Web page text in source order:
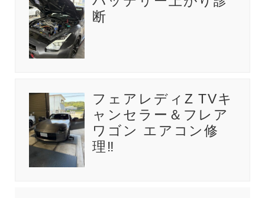
断
フェアレディZ TVキ
ャンセラー＆フレア
ワゴン エアコン修
理‼️